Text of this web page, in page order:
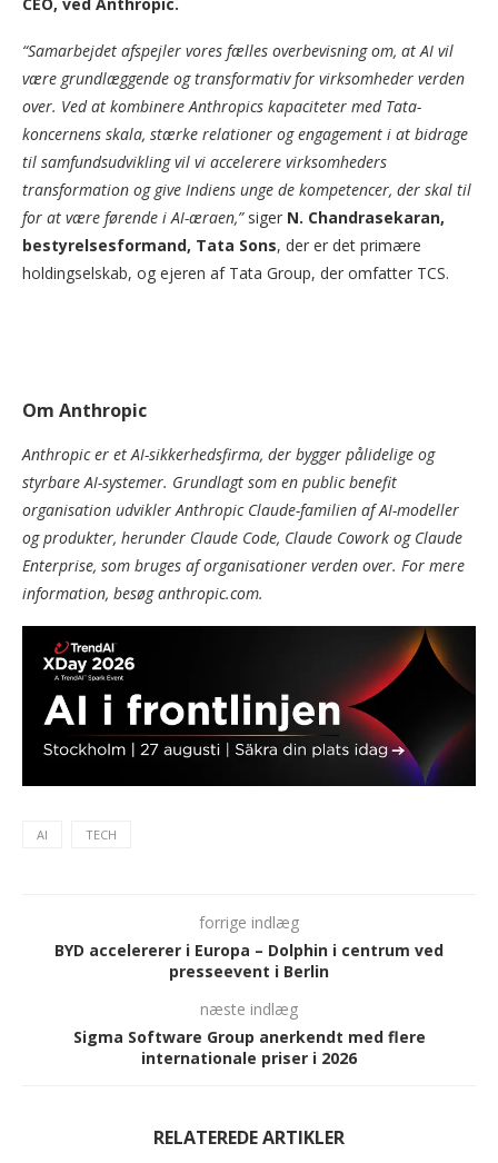
CEO, ved Anthropic.
“Samarbejdet afspejler vores fælles overbevisning om, at AI vil
være grundlæggende og transformativ for virksomheder verden
over. Ved at kombinere Anthropics kapaciteter med Tata-
koncernens skala, stærke relationer og engagement i at bidrage
til samfundsudvikling vil vi accelerere virksomheders
transformation og give Indiens unge de kompetencer, der skal til
for at være førende i AI-æraen,”siger N. Chandrasekaran,
bestyrelsesformand, Tata Sons, der er det primære
holdingselskab, og ejeren af Tata Group, der omfatter TCS.
Om Anthropic
Anthropic er et AI-sikkerhedsfirma, der bygger pålidelige og
styrbare AI-systemer. Grundlagt som en public benefit
organisation udvikler Anthropic Claude-familien af AI-modeller
og produkter, herunder Claude Code, Claude Cowork og Claude
Enterprise, som bruges af organisationer verden over. For mere
information, besøg anthropic.com.
AI TECH
forrige indlæg
BYD accelererer i Europa – Dolphin i centrum ved
presseevent i Berlin
næste indlæg
Sigma Software Group anerkendt med flere
internationale priser i 2026
RELATEREDE ARTIKLER